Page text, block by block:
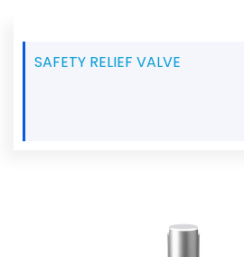
SAFETY RELIEF VALVE